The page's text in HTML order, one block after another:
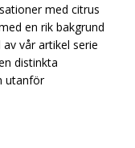
med citrus
en rik bakgrund
vår artikel serie
distinkta
utanför